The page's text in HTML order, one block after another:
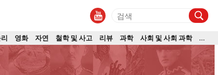
영화 자연 철학 및 사고 리뷰 과학 사회 및 사회 과학 ...